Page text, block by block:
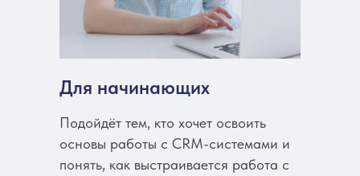
Для начинающих
Подойдёт тем, кто хочет освоить
основы работы с CRM-системами и
понять, как выстраивается работа с